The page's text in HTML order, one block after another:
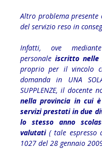
Altro problema
del servizio reso in
Infatti, ove
personale iscritto nelle
proprio per il vincolo
domanda in UNA SOLA
SUPPLENZE, il docente
nella provincia in cui
servizi prestati in due
lo stesso anno
valutati( tale espresso
1027 del 28 gennaio